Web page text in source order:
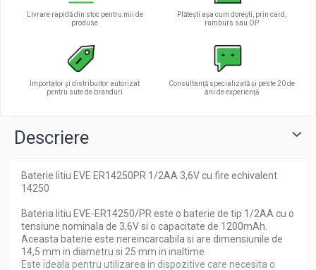
Livrare rapidă din stoc pentru mii de
produse
Plătești așa cum dorești, prin card,
ramburs sau OP
Importator și distribuitor autorizat
pentru sute de branduri
Consultanță specializată și peste 20 de
ani de experiență
Descriere
Baterie litiu EVE ER14250PR 1/2AA 3,6V cu fire echivalent
14250
Bateria litiu EVE-ER14250/PR este o baterie de tip 1/2AA cu o
tensiune nominala de 3,6V si o capacitate de 1200mAh.
Aceasta baterie este nereincarcabila si are dimensiunile de
14,5 mm in diametru si 25 mm in inaltime
Este ideala pentru utilizarea in dispozitive care necesita o